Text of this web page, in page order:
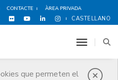
CONTACTE ÀREA PRIVADA
CASTELLANO
que permeten el
toggle